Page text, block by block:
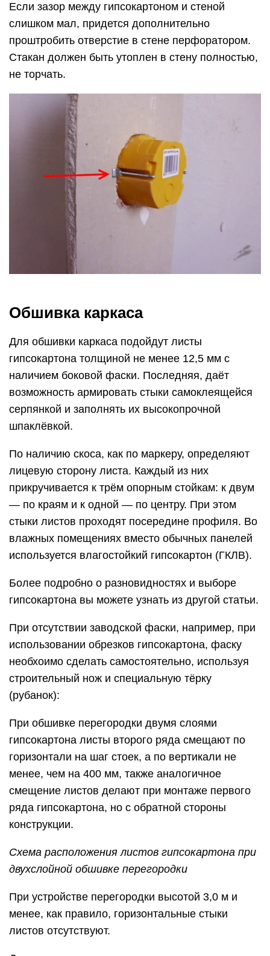
Если зазор между гипсокартоном и стеной
слишком мал, придется дополнительно
проштробить отверстие в стене перфоратором.
Стакан должен быть утоплен в стену полностью,
не торчать.
Обшивка каркаса
Для обшивки каркаса подойдут листы
гипсокартона толщиной не менее 12,5 мм с
наличием боковой фаски. Последняя, даёт
возможность армировать стыки самоклеящейся
серпянкой и заполнять их высокопрочной
шпаклёвкой.
По наличию скоса, как по маркеру, определяют
лицевую сторону листа. Каждый из них
прикручивается к трём опорным стойкам: к двум
— по краям и к одной — по центру. При этом
стыки листов проходят посередине профиля. Во
влажных помещениях вместо обычных панелей
используется влагостойкий гипсокартон (ГКЛВ).
Более подробно о разновидностях и выборе
гипсокартона вы можете узнать из другой статьи.
При отсутствии заводской фаски, например, при
использовании обрезков гипсокартона, фаску
необхоимо сделать самостоятельно, используя
строительный нож и специальную тёрку
(рубанок):
При обшивке перегородки двумя слоями
гипсокартона листы второго ряда смещают по
горизонтали на шаг стоек, а по вертикали не
менее, чем на 400 мм, также аналогичное
смещение листов делают при монтаже первого
ряда гипсокартона, но с обратной стороны
конструкции.
Схема расположения листов гипсокартона при
двухслойной обшивке перегородки
При устройстве перегородки высотой 3,0 м и
менее, как правило, горизонтальные стыки
листов отсутствуют.